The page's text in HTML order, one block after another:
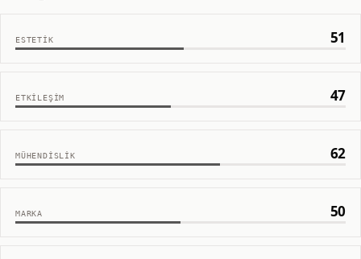
ESTETIK 51
ETKILEŞIM 47
MÜHENDISLIK 62
MARKA 50